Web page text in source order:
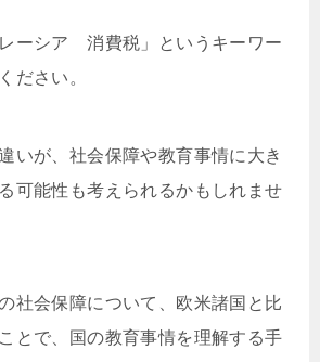
ーシア 消費税」というキーワー
ださい。
いが、社会保障や教育事情に大き
可能性も考えられるかもしれませ
社会保障について、欧米諸国と比
とで、国の教育事情を理解する手